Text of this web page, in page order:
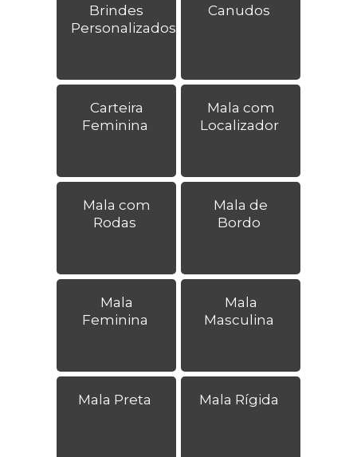
Brindes
Personalizados
Canudos
Carteira
Feminina
Mala com
Localizador
Mala com
Rodas
Mala de
Bordo
Mala
Feminina
Mala
Masculina
Mala Preta Mala Rígida